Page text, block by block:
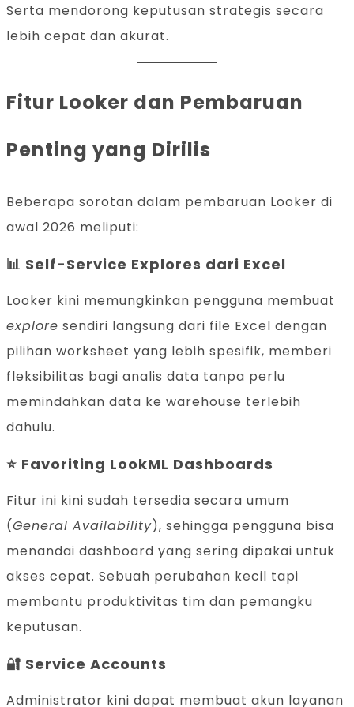
Serta mendorong keputusan strategis secara
lebih cepat dan akurat.
Fitur Looker dan Pembaruan
Penting yang Dirilis
Beberapa sorotan dalam pembaruan Looker di
awal 2026 meliputi:
📊 Self-Service Explores dari Excel
Looker kini memungkinkan pengguna membuat
explore sendiri langsung dari file Excel dengan
pilihan worksheet yang lebih spesifik, memberi
fleksibilitas bagi analis data tanpa perlu
memindahkan data ke warehouse terlebih
dahulu.
⭐ Favoriting LookML Dashboards
Fitur ini kini sudah tersedia secara umum
(General Availability), sehingga pengguna bisa
menandai dashboard yang sering dipakai untuk
akses cepat. Sebuah perubahan kecil tapi
membantu produktivitas tim dan pemangku
keputusan.
🔐 Service Accounts
Administrator kini dapat membuat akun layanan